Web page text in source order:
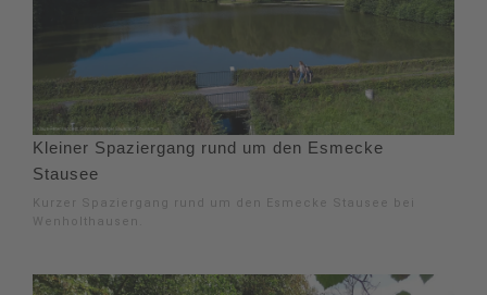
Kleiner Spaziergang rund um den Esmecke
Stausee
Kurzer Spaziergang rund um den Esmecke Stausee bei
Wenholthausen.